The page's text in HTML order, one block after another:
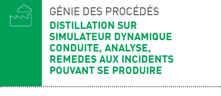
Formations qualifiantes
Formations diplômantes
Infos pratiques
Déroulement des formations
Equipe
GÉNIE DES PROCÉDÉS
DISTILLATION SUR
SIMULATEUR DYNAMIQUE
CONDUITE, ANALYSE,
REMEDES AUX INCIDENTS
POUVANT SE PRODUIRE